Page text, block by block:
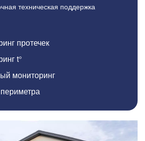
техническая поддержка
протечек
t°
мониторинг